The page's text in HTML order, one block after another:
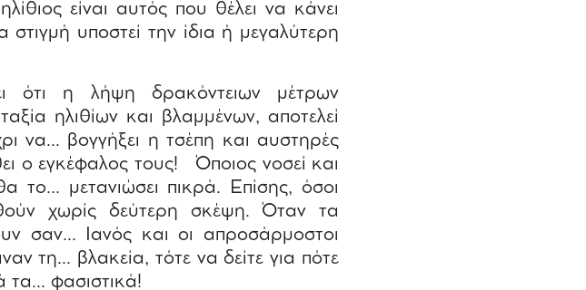
είναι αυτός που θέλει να κάνει
υποστεί την ίδια ή μεγαλύτερη
ότι η λήψη δρακόντειων μέτρων
ηλιθίων και βλαμμένων, αποτελεί
να… βογγήξει η τσέπη και αυστηρές
ο εγκέφαλος τους!
Όποιος νοσεί και
το… μετανιώσει πικρά. Επίσης, όσοι
χωρίς δεύτερη σκέψη. Όταν τα
σαν… Ιανός και οι απροσάρμοστοι
τη… βλακεία, τότε να δείτε για πότε
τα… φασιστικά!